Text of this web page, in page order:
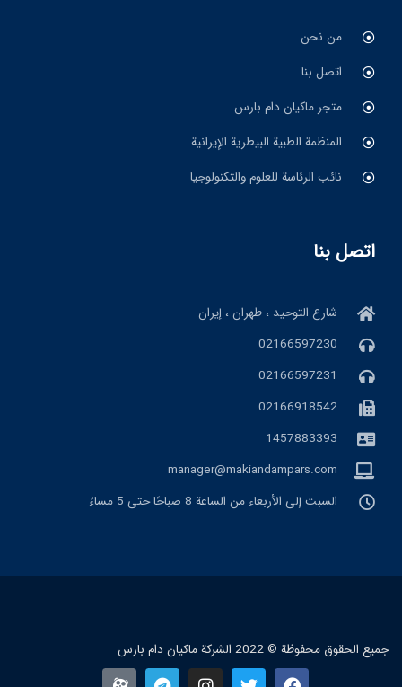
من نحن
اتصل بنا
متجر ماکیان دام بارس
المنظمة الطبية البيطرية الإيرانية
نائب الرئاسة للعلوم والتكنولوجيا
اتصل بنا
شارع التوحيد ، طهران ، إيران
02166597230
02166597231
02166918542
1457883393
manager@makiandampars.com
السبت إلى الأربعاء من الساعة 8 صباحًا حتى 5 مساءً
جميع الحقوق محفوظة © 2022 الشرکة ماکیان دام بارس